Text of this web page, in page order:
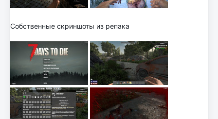
Собственные скриншоты из репака